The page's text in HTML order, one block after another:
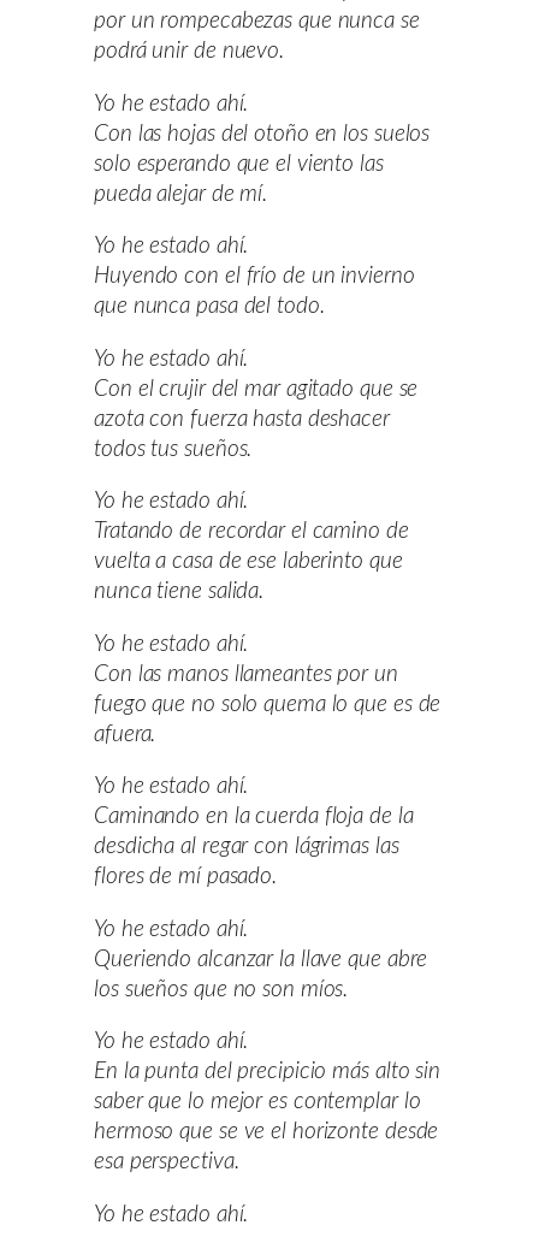
por un rompecabezas que nunca se
podrá unir de nuevo.
Yo he estado ahí.
Con las hojas del otoño en los suelos
solo esperando que el viento las
pueda alejar de mí.
Yo he estado ahí.
Huyendo con el frío de un invierno
que nunca pasa del todo.
Yo he estado ahí.
Con el crujir del mar agitado que se
azota con fuerza hasta deshacer
todos tus sueños.
Yo he estado ahí.
Tratando de recordar el camino de
vuelta a casa de ese laberinto que
nunca tiene salida.
Yo he estado ahí.
Con las manos llameantes por un
fuego que no solo quema lo que es de
afuera.
Yo he estado ahí.
Caminando en la cuerda floja de la
desdicha al regar con lágrimas las
flores de mí pasado.
Yo he estado ahí.
Queriendo alcanzar la llave que abre
los sueños que no son míos.
Yo he estado ahí.
En la punta del precipicio más alto sin
saber que lo mejor es contemplar lo
hermoso que se ve el horizonte desde
esa perspectiva.
Yo he estado ahí.